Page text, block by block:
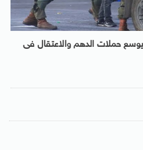
يوسع حملات الدهم والاعتقال فى